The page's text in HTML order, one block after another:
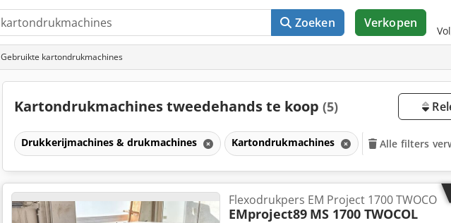
Zoeken Verkopen
Gebruikte kartondrukmachines
Kartondrukmachines tweedehands te koop (5)
Drukkerijmachines & drukmachines Kartondrukmachines Alle filters
Flexodrukpers EM Project 1700 TWOCO
EMproject89 MS 1700 TWOCOL